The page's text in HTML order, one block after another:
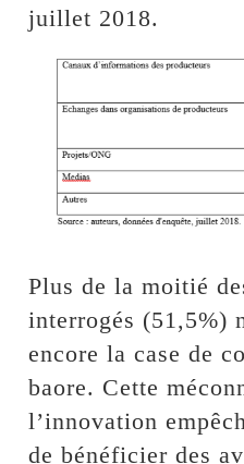
juillet 2018.
Plus de la moitié
interrogés (51,5%)
encore la case de
baore. Cette
l’innovation
de bénéficier des